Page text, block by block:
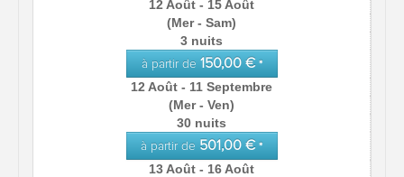
12 Août - 15 Août
(Mer - Sam)
3 nuits
à partir de 150,00 € *
12 Août - 11 Septembre
(Mer - Ven)
30 nuits
à partir de 501,00 € *
13 Août - 16 Août